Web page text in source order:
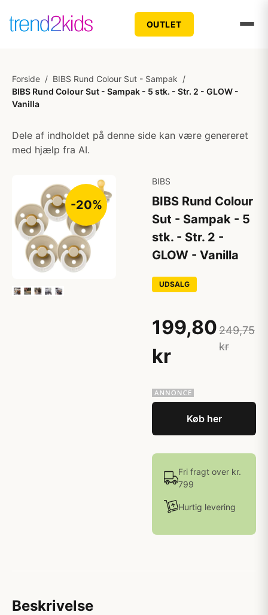
OUTLET
Forside / BIBS Rund Colour Sut - Sampak /
BIBS Rund Colour Sut - Sampak - 5 stk. - Str. 2 - GLOW -
Vanilla
Dele af indholdet på denne side kan være genereret
med hjælp fra AI.
-20%
BIBS
BIBS Rund Colour
Sut - Sampak - 5
stk. - Str. 2 -
GLOW - Vanilla
UDSALG
199,80
kr
249,75
kr
Køb her
Fri fragt over kr.
799
Hurtig levering
Beskrivelse